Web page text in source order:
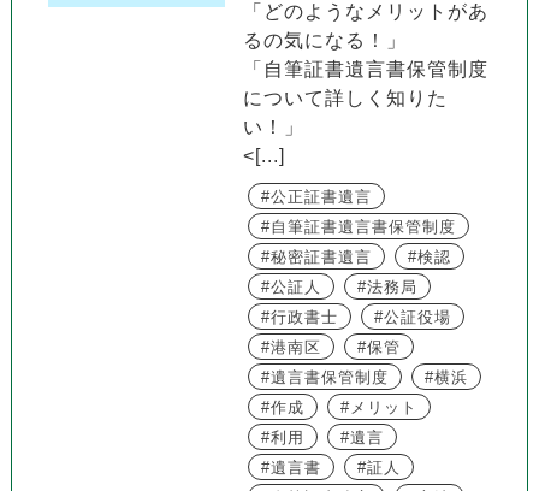
「どのようなメリットがあ
るの気になる！」
「自筆証書遺言書保管制度
について詳しく知りた
い！」
<[...]
公正証書遺言
自筆証書遺言書保管制度
秘密証書遺言
検認
公証人
法務局
行政書士
公証役場
港南区
保管
遺言書保管制度
横浜
作成
メリット
利用
遺言
遺言書
証人